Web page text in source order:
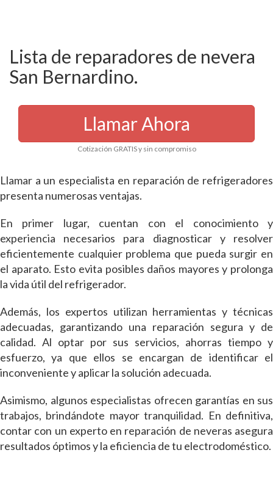
Lista de reparadores de nevera
San Bernardino.
Llamar Ahora
Cotización GRATIS y sin compromiso
Llamar a un especialista en reparación de refrigeradores
presenta numerosas ventajas.
En primer lugar, cuentan con el conocimiento y
experiencia necesarios para diagnosticar y resolver
eficientemente cualquier problema que pueda surgir en
el aparato. Esto evita posibles daños mayores y prolonga
la vida útil del refrigerador.
Además, los expertos utilizan herramientas y técnicas
adecuadas, garantizando una reparación segura y de
calidad. Al optar por sus servicios, ahorras tiempo y
esfuerzo, ya que ellos se encargan de identificar el
inconveniente y aplicar la solución adecuada.
Asimismo, algunos especialistas ofrecen garantías en sus
trabajos, brindándote mayor tranquilidad. En definitiva,
contar con un experto en reparación de neveras asegura
resultados óptimos y la eficiencia de tu electrodoméstico.